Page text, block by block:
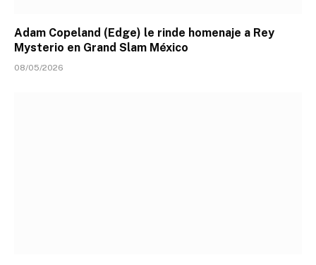
Adam Copeland (Edge) le rinde homenaje a Rey
Mysterio en Grand Slam México
08/05/2026